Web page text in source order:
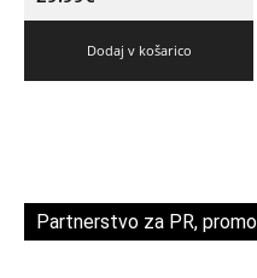
Dodaj v košarico
Partnerstvo za PR,